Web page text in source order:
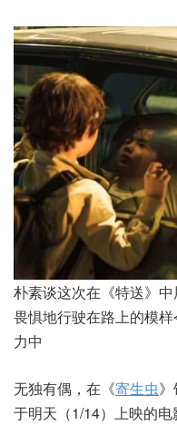
朴素谈这次在《特送》
畏惧地行驶在路上的模
力中
无独有偶，在《寄生虫
于明天（1/14）上映的电